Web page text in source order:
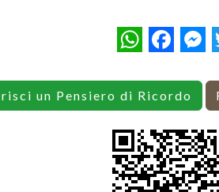
WhatsAppFacebook
un Pensiero di Ricordo